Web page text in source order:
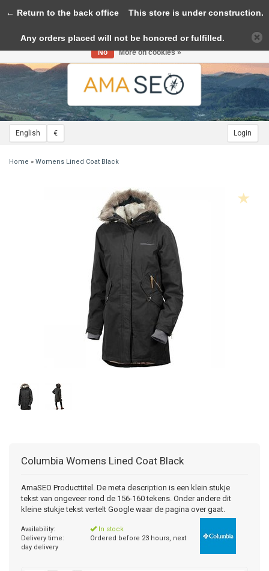
English € Login
Toggle
Home » Womens Lined Coat Black
Columbia Womens Lined Coat Black
AmaSEO Producttitel. De meta description is een klein stukje
tekst van ongeveer rond de 156-160 tekens. Onder andere dit
kleine stukje tekst vertelt Google waar de pagina over gaat.
Availability:
In stock
Delivery time:
Ordered before 23 hours, next
day delivery
Please accept cookies to help us improve this website Is this OK?
Yes
No
More on cookies »
← Return to the back officeThis store is under construction.
Any orders placed will not be honored or fulfilled.